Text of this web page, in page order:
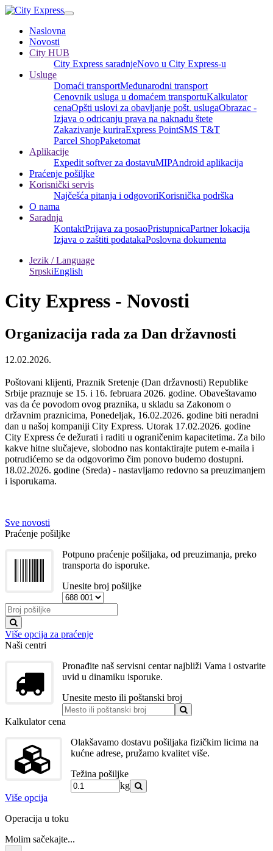
Naslovna
Novosti
City HUB
City Express saradnjeNovo u City Express-u
Usluge
Domaći transportMeđunarodni transport
Cenovnik usluga u domaćem transportuKalkulator
cenaOpšti uslovi za obavljanje pošt. uslugaObrazac -
Izjava o odricanju prava na naknadu štete
Zakazivanje kuriraExpress PointSMS T&T
Parcel ShopPaketomat
Aplikacije
Expedit softver za dostavuMIPAndroid aplikacija
Praćenje pošiljke
Korisnički servis
Najčešća pitanja i odgovoriKorisnička podrška
O nama
Saradnja
KontaktPrijava za posaoPristupnicaPartner lokacija
Izjava o zaštiti podatakaPoslovna dokumenta
Jezik / Language
SrpskiEnglish
City Express - Novosti
Organizacija rada za Dan državnosti
12.02.2026.
Poštovani klijenti, Praznik Sretenje (Dan državnosti) Republike
Srbije praznuje se 15. i 16. februara 2026. godine. Obaveštavamo
vas da će povodom ovog praznika, u skladu sa Zakonom o
državnim praznicima, Ponedeljak, 16.02.2026. godine biti neradni
dan u našoj kompaniji City Express. Utorak 17.02.2026. godine
City Express će dežurati i raditi u ograničenim kapacitetima. Za bilo
kakve hitne slučajeve, slobodno nas kontaktirajte putem e-maila i
potrudićemo se da odgovorimo čim ponovo budemo dostupni.
18.02.2026. godine (Sreda) - nastavljamo redovno sa preuzimanjem
i isporukama.
Sve novosti
Praćenje pošiljke
Potpuno praćenje pošiljaka, od preuzimanja, preko
transporta do isporuke.
Unesite broj pošiljke
Više opcija za praćenje
Naši centri
Pronađite naš servisni centar najbliži Vama i ostvarite
uvid u dinamiku isporuke.
Unesite mesto ili poštanski broj
Kalkulator cena
Olakšavamo dostavu pošiljaka fizičkim licima na
kućne adrese, pružamo kvalitet više.
Težina pošiljke
kg
Više opcija
Operacija u toku
Molim sačekajte...